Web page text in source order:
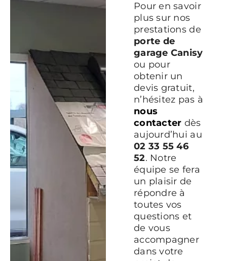
Pour en savoir
plus sur nos
prestations de
porte de
garage Canisy
ou pour
obtenir un
devis gratuit,
n’hésitez pas à
nous
contacter dès
aujourd’hui au
02 33 55 46
52. Notre
équipe se fera
un plaisir de
répondre à
toutes vos
questions et
de vous
accompagner
dans votre